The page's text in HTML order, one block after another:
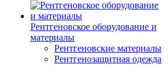
Рентгеновское оборудование и
материалы
Рентгеновские материалы
Рентгенозащитная одежда